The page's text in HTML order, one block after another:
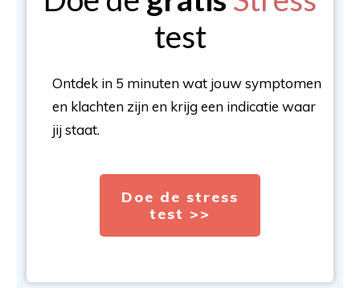
test
Ontdek in 5 minuten wat jouw symptomen
en klachten zijn en krijg een indicatie waar
jij staat.
Doe de stress
test >>